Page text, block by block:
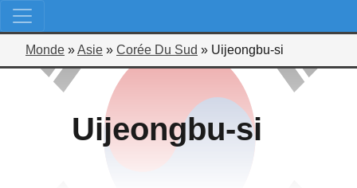
Monde »Asie » Corée Du Sud » Uijeongbu-si
Uijeongbu-si